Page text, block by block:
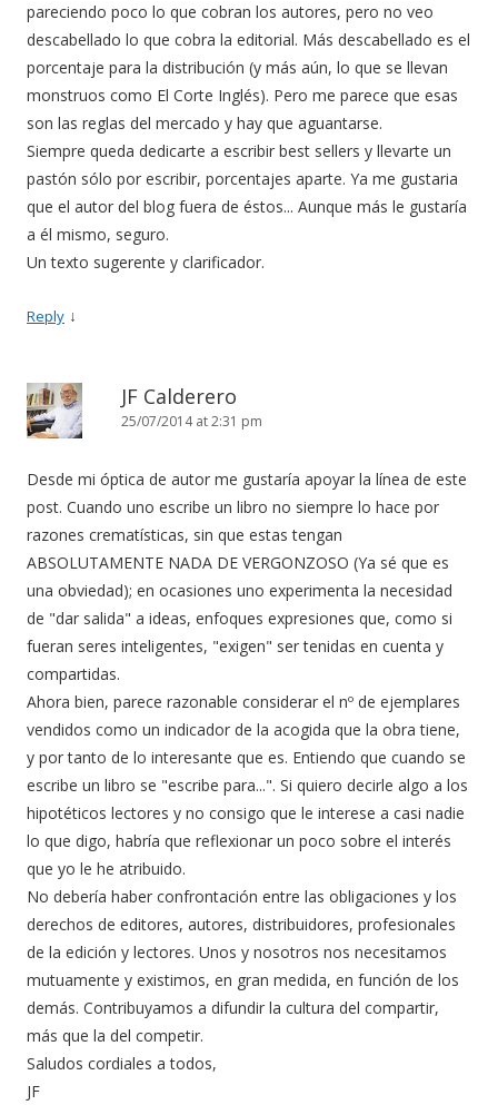
pareciendo poco lo que cobran los autores, pero no veo
descabellado lo que cobra la editorial. Más descabellado es el
porcentaje para la distribución (y más aún, lo que se llevan
monstruos como El Corte Inglés). Pero me parece que esas
son las reglas del mercado y hay que aguantarse.
Siempre queda dedicarte a escribir best sellers y llevarte un
pastón sólo por escribir, porcentajes aparte. Ya me gustaria
que el autor del blog fuera de éstos... Aunque más le gustaría
a él mismo, seguro.
Un texto sugerente y clarificador.
Reply ↓
JF Calderero
25/07/2014 at 2:31 pm
Desde mi óptica de autor me gustaría apoyar la línea de este
post. Cuando uno escribe un libro no siempre lo hace por
razones crematísticas, sin que estas tengan
ABSOLUTAMENTE NADA DE VERGONZOSO (Ya sé que es
una obviedad); en ocasiones uno experimenta la necesidad
de "dar salida" a ideas, enfoques expresiones que, como si
fueran seres inteligentes, "exigen" ser tenidas en cuenta y
compartidas.
Ahora bien, parece razonable considerar el nº de ejemplares
vendidos como un indicador de la acogida que la obra tiene,
y por tanto de lo interesante que es. Entiendo que cuando se
escribe un libro se "escribe para...". Si quiero decirle algo a los
hipotéticos lectores y no consigo que le interese a casi nadie
lo que digo, habría que reflexionar un poco sobre el interés
que yo le he atribuido.
No debería haber confrontación entre las obligaciones y los
derechos de editores, autores, distribuidores, profesionales
de la edición y lectores. Unos y nosotros nos necesitamos
mutuamente y existimos, en gran medida, en función de los
demás. Contribuyamos a difundir la cultura del compartir,
más que la del competir.
Saludos cordiales a todos,
JF